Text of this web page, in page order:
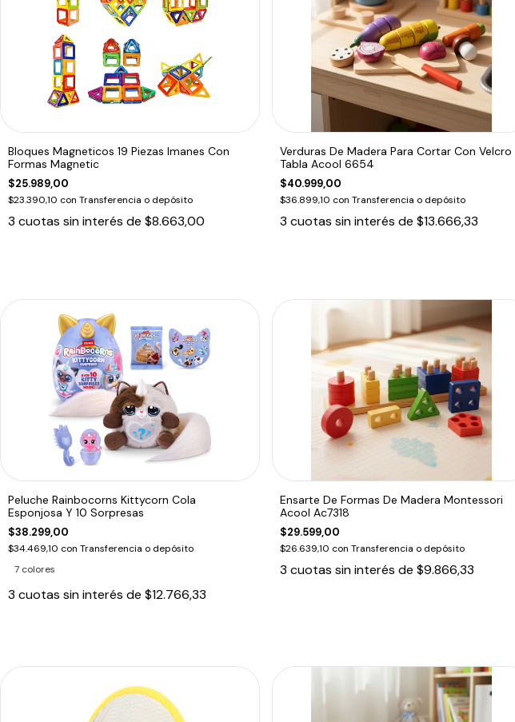
Bloques Magneticos 19 Piezas Imanes Con
Formas Magnetic
$25.989,00
$23.390,10 con Transferencia o depósito
3 cuotas sin interés de $8.663,00
Verduras De Madera Para Cortar Con Velcro
Tabla Acool 6654
$40.999,00
$36.899,10 con Transferencia o depósito
3 cuotas sin interés de $13.666,33
Peluche Rainbocorns Kittycorn Cola
Esponjosa Y 10 Sorpresas
$38.299,00
$34.469,10 con Transferencia o depósito
7 colores
3 cuotas sin interés de $12.766,33
Ensarte De Formas De Madera Montessori
Acool Ac7318
$29.599,00
$26.639,10 con Transferencia o depósito
3 cuotas sin interés de $9.866,33